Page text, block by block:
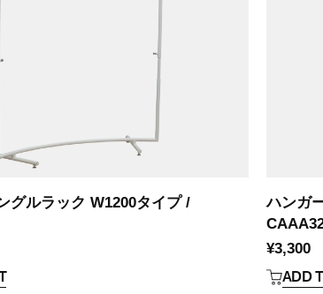
グルラック W1200タイプ /
ハンガ
¥3,300
ADD